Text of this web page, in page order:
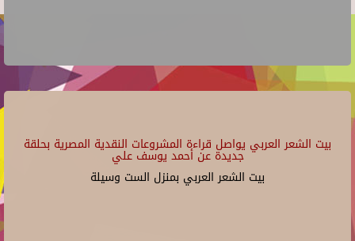
بيت الشعر العربي يواصل قراءة المشروعات النقدية المصرية بحلقة
جديدة عن أحمد يوسف علي
بيت الشعر العربي بمنزل الست وسيلة